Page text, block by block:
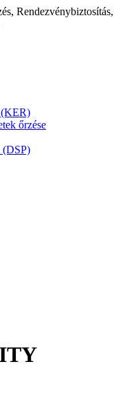
Rendezvénybiztosítás,
(KER)
őrzése
(DSP)